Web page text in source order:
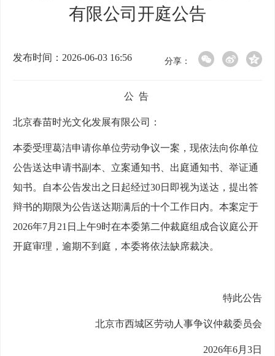
有限公司开庭公告
发布时间：2026-06-03 16:56 分享：
公 告
北京春苗时光文化发展有限公司：
本委受理葛洁申请你单位劳动争议一案，现依法向你单位
公告送达申请书副本、立案通知书、出庭通知书、举证通
知书。自本公告发出之日起经过30日即视为送达，提出答
辩书的期限为公告送达期满后的十个工作日内。本案定于
2026年7月21日上午9时在本委第二仲裁庭组成合议庭公开
开庭审理，逾期不到庭，本委将依法缺席裁决。
特此公告
北京市西城区劳动人事争议仲裁委员会
2026年6月3日